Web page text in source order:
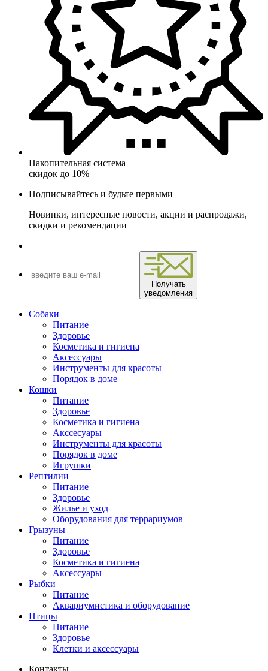
Накопительная система
скидок до 10%
Подписывайтесь и будьте первыми
Новинки, интересные новости, акции и распродажи,
скидки и рекомендации
Получать
уведомления
Собаки
Питание
Здоровье
Косметика и гигиена
Аксессуары
Инструменты для красоты
Порядок в доме
Кошки
Питание
Здоровье
Косметика и гигиена
Акссесуары
Инструменты для красоты
Порядок в доме
Игрушки
Рептилии
Питание
Здоровье
Жилье и уход
Оборудования для террариумов
Грызуны
Питание
Здоровье
Косметика и гигиена
Аксессуары
Рыбки
Питание
Аквариумистика и оборудование
Птицы
Питание
Здоровье
Клетки и аксессуары